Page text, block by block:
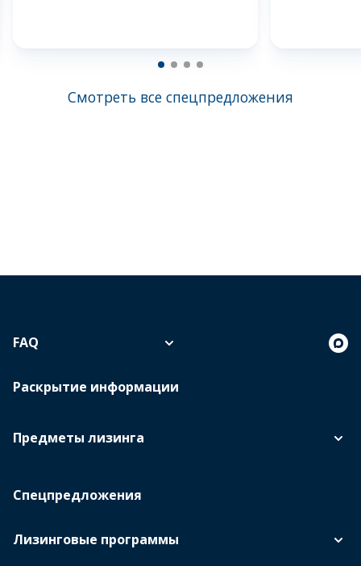
Смотреть все спецпредложения
Предметы лизинга
Спецпредложения
Лизинговые программы
FAQ
Раскрытие информации